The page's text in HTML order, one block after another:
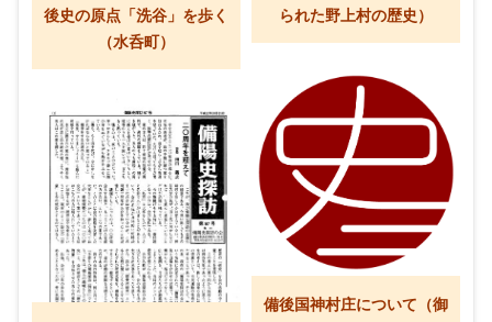
後史の原点「洗谷」を歩く
（水呑町）
られた野上村の歴史）
備後国神村庄について（御